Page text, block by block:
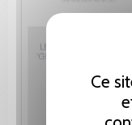
Ce